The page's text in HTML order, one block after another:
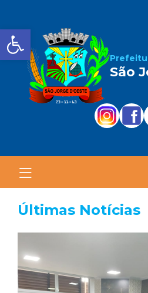
Barra de
São
Últimas Notícias